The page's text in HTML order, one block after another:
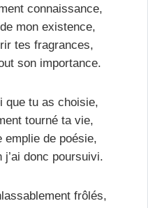
connaissance,
mon existence,
tes fragrances,
son importance.
que tu as choisie,
tourné ta vie,
emplie de poésie,
donc poursuivi.
frôlés,